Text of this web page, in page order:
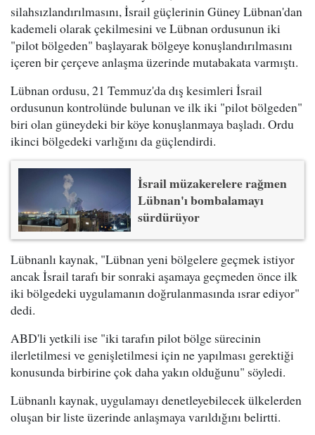
silahsızlandırılmasını, İsrail güçlerinin Güney Lübnan'dan
kademeli olarak çekilmesini ve Lübnan ordusunun iki
"pilot bölgeden" başlayarak bölgeye konuşlandırılmasını
içeren bir çerçeve anlaşma üzerinde mutabakata varmıştı.
Lübnan ordusu, 21 Temmuz'da dış kesimleri İsrail
ordusunun kontrolünde bulunan ve ilk iki "pilot bölgeden"
biri olan güneydeki bir köye konuşlanmaya başladı. Ordu
ikinci bölgedeki varlığını da güçlendirdi.
İsrail müzakerelere rağmen
Lübnan'ı bombalamayı
sürdürüyor
Lübnanlı kaynak, "Lübnan yeni bölgelere geçmek istiyor
ancak İsrail tarafı bir sonraki aşamaya geçmeden önce ilk
iki bölgedeki uygulamanın doğrulanmasında ısrar ediyor"
dedi.
ABD'li yetkili ise "iki tarafın pilot bölge sürecinin
ilerletilmesi ve genişletilmesi için ne yapılması gerektiği
konusunda birbirine çok daha yakın olduğunu" söyledi.
Lübnanlı kaynak, uygulamayı denetleyebilecek ülkelerden
oluşan bir liste üzerinde anlaşmaya varıldığını belirtti.